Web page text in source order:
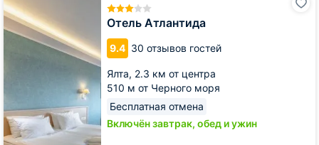
Отель Атлантида
9.4 30 отзывов гостей
Ялта, 2.3 км от центра
510 м от Черного моря
Бесплатная отмена
Включён завтрак, обед и ужин
Атлантида